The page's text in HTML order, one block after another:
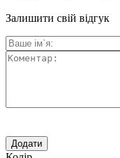
Залишити свій відгук